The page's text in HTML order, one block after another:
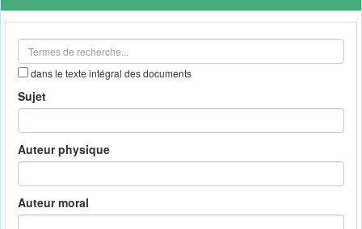
outils
dans le texte intégral des documents
Sujet
Auteur physique
Auteur moral